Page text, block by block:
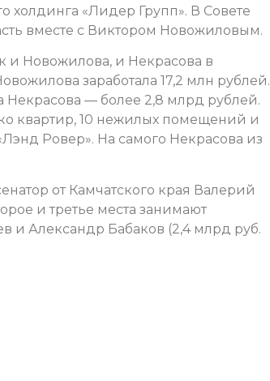
холдинга «Лидер Групп». В Совете
вместе с Виктором Новожиловым.
и Новожилова, и Некрасова в
заработала 17,2 млн рублей.
Некрасова — более 2,8 млрд рублей.
квартир, 10 нежилых помещений и
Ровер». На самого Некрасова из
от Камчатского края Валерий
и третье места занимают
и Александр Бабаков (2,4 млрд руб.